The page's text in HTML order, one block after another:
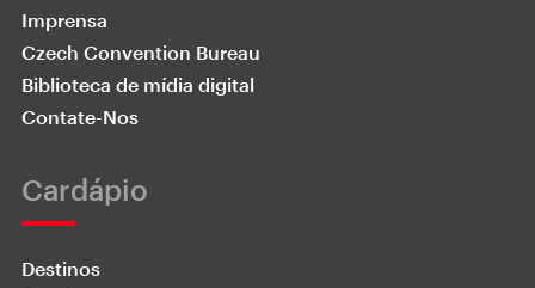
Imprensa
Czech Convention Bureau
Biblioteca de mídia digital
Contate-Nos
Cardápio
Destinos